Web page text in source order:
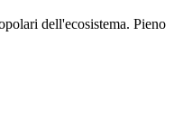
dell'ecosistema. Pieno